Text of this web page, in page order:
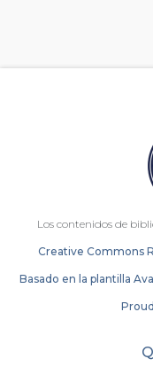
Los contenidos de
Creative Commons
Basado en la plantilla